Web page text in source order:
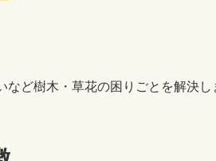
ど樹木・草花の困りごとを解決し